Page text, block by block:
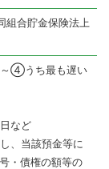
組合貯金保険法上
～④うち最も遅い
など
、当該預金等に
・債権の額等の